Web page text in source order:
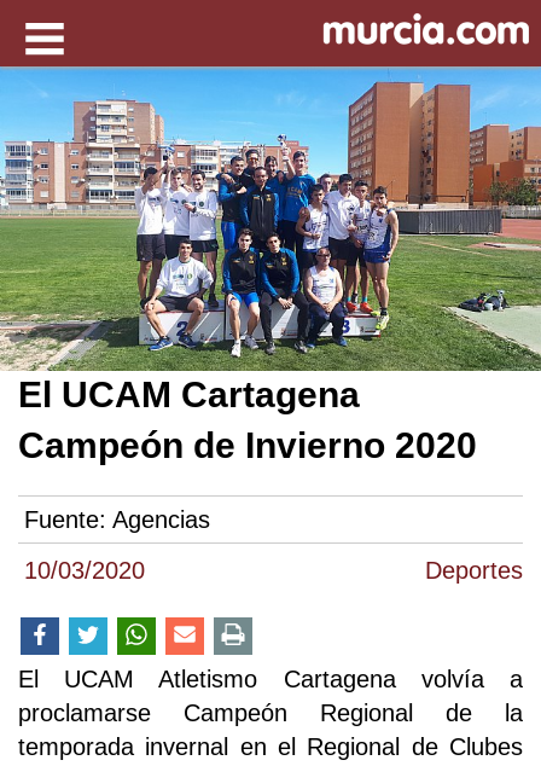
10/03/2020 Deportes
El UCAM Cartagena
Campeón de Invierno 2020
Fuente: Agencias
El UCAM Atletismo Cartagena volvía a
proclamarse Campeón Regional de la
temporada invernal en el Regional de Clubes